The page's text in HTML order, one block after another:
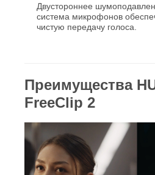
Двустороннее
система микрофонов
чистую передачу голоса.
Преимущества
FreeClip 2